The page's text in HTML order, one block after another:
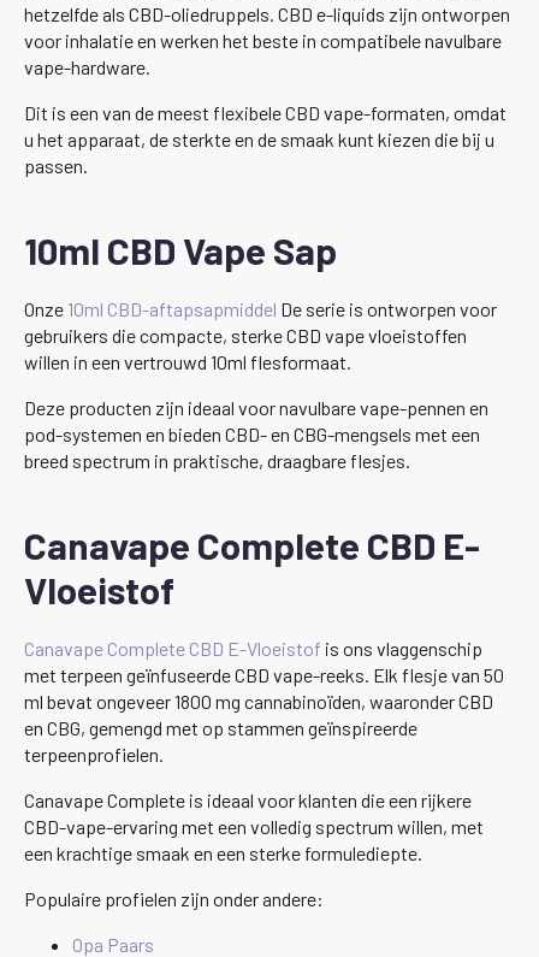
hetzelfde als CBD-oliedruppels. CBD e-liquids zijn ontworpen
voor inhalatie en werken het beste in compatibele navulbare
vape-hardware.
Dit is een van de meest flexibele CBD vape-formaten, omdat
u het apparaat, de sterkte en de smaak kunt kiezen die bij u
passen.
10ml CBD Vape Sap
Onze 10ml CBD-aftapsapmiddel De serie is ontworpen voor
gebruikers die compacte, sterke CBD vape vloeistoffen
willen in een vertrouwd 10ml flesformaat.
Deze producten zijn ideaal voor navulbare vape-pennen en
pod-systemen en bieden CBD- en CBG-mengsels met een
breed spectrum in praktische, draagbare flesjes.
Canavape Complete CBD E-
Vloeistof
Canavape Complete CBD E-Vloeistof is ons vlaggenschip
met terpeen geïnfuseerde CBD vape-reeks. Elk flesje van 50
ml bevat ongeveer 1800 mg cannabinoïden, waaronder CBD
en CBG, gemengd met op stammen geïnspireerde
terpeenprofielen.
Canavape Complete is ideaal voor klanten die een rijkere
CBD-vape-ervaring met een volledig spectrum willen, met
een krachtige smaak en een sterke formulediepte.
Populaire profielen zijn onder andere:
Opa Paars